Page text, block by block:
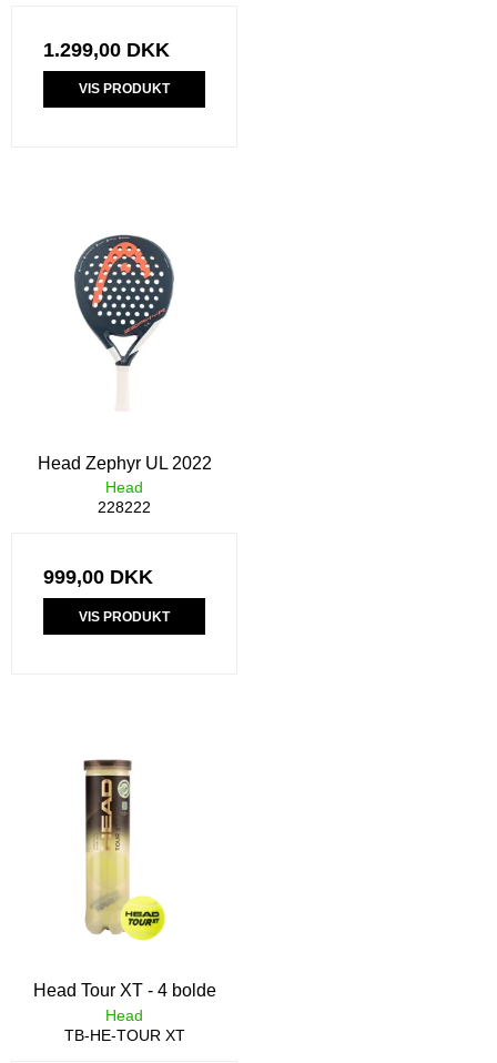
1.299,00 DKK
VIS PRODUKT
Head Zephyr UL 2022
Head
228222
999,00 DKK
VIS PRODUKT
Head Tour XT - 4 bolde
Head
TB-HE-TOUR XT